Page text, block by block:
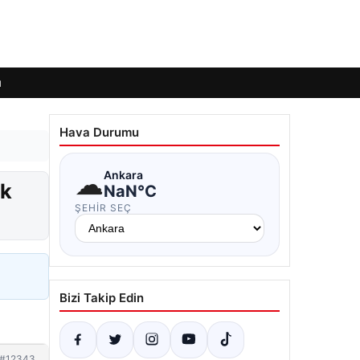
Hava Durumu
☁Ankara
NaN°C
ŞEHIR SEÇ
Bizi Takip Edin